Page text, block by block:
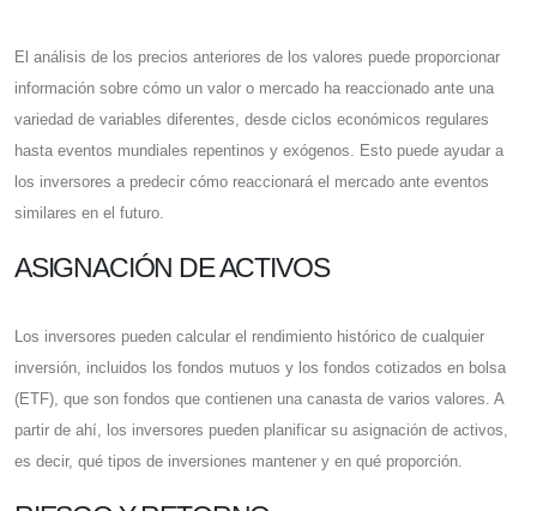
El análisis de los precios anteriores de los valores puede proporcionar
información sobre cómo un valor o mercado ha reaccionado ante una
variedad de variables diferentes, desde ciclos económicos regulares
hasta eventos mundiales repentinos y exógenos. Esto puede ayudar a
los inversores a predecir cómo reaccionará el mercado ante eventos
similares en el futuro.
ASIGNACIÓN DE ACTIVOS
Los inversores pueden calcular el rendimiento histórico de cualquier
inversión, incluidos los fondos mutuos y los fondos cotizados en bolsa
(ETF), que son fondos que contienen una canasta de varios valores. A
partir de ahí, los inversores pueden planificar su asignación de activos,
es decir, qué tipos de inversiones mantener y en qué proporción.